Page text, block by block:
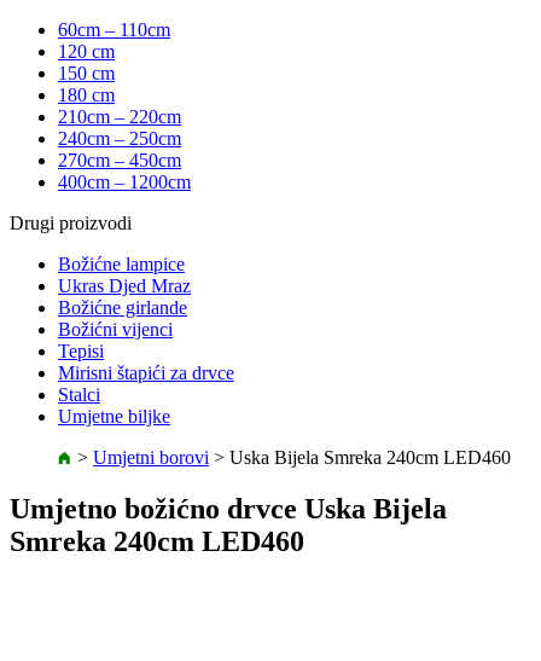
60cm – 110cm
120 cm
150 cm
180 cm
210cm – 220cm
240cm – 250cm
270cm – 450cm
400cm – 1200cm
Drugi proizvodi
Božićne lampice
Ukras Djed Mraz
Božićne girlande
Božićni vijenci
Tepisi
Mirisni štapići za drvce
Stalci
Umjetne biljke
> Umjetni borovi > Uska Bijela Smreka 240cm LED460
Umjetno božićno drvce Uska Bijela
Smreka 240cm LED460